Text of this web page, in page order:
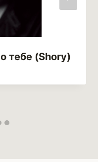
тебе (Shory)